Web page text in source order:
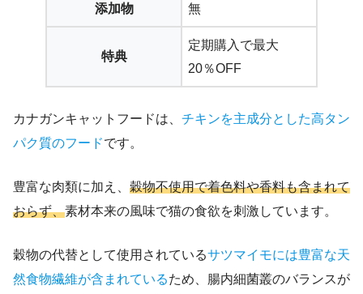
添加物 無
特典
定期購入で最大
20％OFF
カナガンキャットフードは、 チキンを主成分とした高タン
パク質のフードです。
豊富な肉類に加え、 穀物不使用で着色料や香料も含まれて
おらず、素材本来の風味で猫の食欲を刺激しています。
穀物の代替として使用されているサツマイモには豊富な天
然食物繊維が含まれているため、腸内細菌叢のバランスが